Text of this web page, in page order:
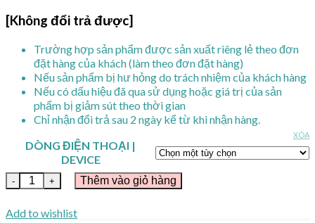
[Không đổi trả được]
Trường hợp sản phẩm được sản xuất riêng lẻ theo đơn
đặt hàng của khách (làm theo đơn đặt hàng)
Nếu sản phẩm bị hư hỏng do trách nhiệm của khách hàng
Nếu có dấu hiệu đã qua sử dụng hoặc giá trị của sản
phẩm bị giảm sút theo thời gian
Chỉ nhận đổi trả sau 2 ngày kể từ khi nhận hàng.
DÒNG ĐIỆN THOẠI |
DEVICE
XÓA
Tranh Mây Flepy số lượng
Thêm vào giỏ hàng
Add to wishlist